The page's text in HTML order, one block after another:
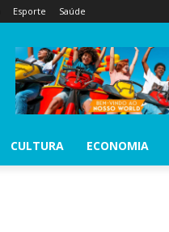
Esporte Saúde
CULTURA ECONOMIA